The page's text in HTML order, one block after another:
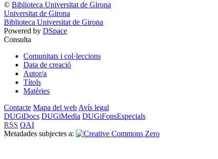
© Biblioteca Universitat de Girona
Universitat de Girona
Biblioteca Universitat de Girona
Powered by DSpace
Consulta
Comunitats i col·leccions
Data de creació
Autor/a
Títols
Matèries
Contacte Mapa del web Avís legal
DUGiDocs DUGiMedia DUGiFonsEspecials
RSS OAI
Metadades subjectes a: